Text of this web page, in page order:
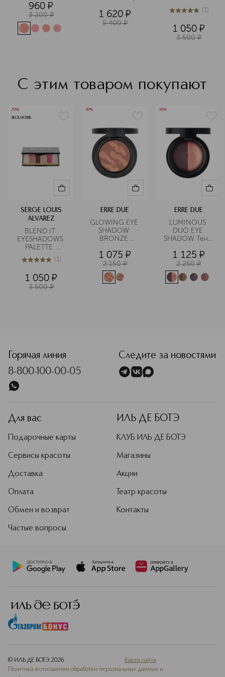
960 ¤
3 200 ¤ 1 620 ¤
5 400 ¤
CHARMING
HARMONY
5из 51 (1)
1 050 ¤
3 500 ¤
С этим товаром покупают
-70%
ЭКСКЛЮЗИВ
SERGE LOUIS
ALVAREZ
BLEND IT
EYESHADOWS
PALETTE
CHARMING
HARMONY
5из 51 (1)
1 050 ¤
3 500 ¤
-50%
ERRE DUE
GLOWING EYE
SHADOW
BRONZE
для век с
эффектом
сияния
1 075 ¤
2 150 ¤
-50%
ERRE DUE
LUMINOUS
DUO EYE
SHADOW Тени
эффектом
сияния
1 125 ¤
2 250 ¤
Горячая линия
8-800-100-00-05
Следите за новостями
Для вас
Подарочные карты
Сервисы красоты
Доставка
Оплата
Обмен и возврат
Частые вопросы
ИЛЬ ДЕ БОТЭ
КЛУБ ИЛЬ ДЕ БОТЭ
Магазины
Акции
Театр красоты
Контакты
© ИЛЬ ДЕ БОТЭ 2026
Карта сайта
Политика в отношении обработки персональных данных и